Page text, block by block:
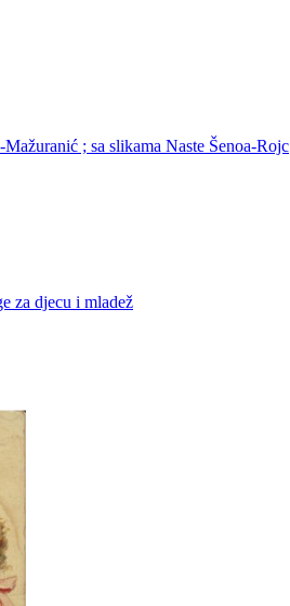
; sa slikama Naste Šenoa-Rojc
za djecu i mladež